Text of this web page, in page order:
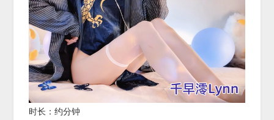
时长：约分钟